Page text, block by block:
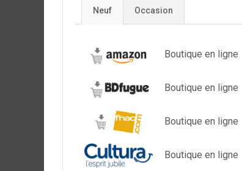
Neuf Occasion
Boutique en ligne
Boutique en ligne
Boutique en ligne
Boutique en ligne